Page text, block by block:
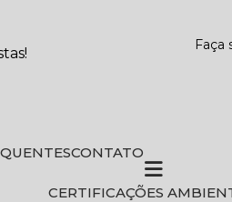
Faça
CONTATO
CERTIFICAÇÕES